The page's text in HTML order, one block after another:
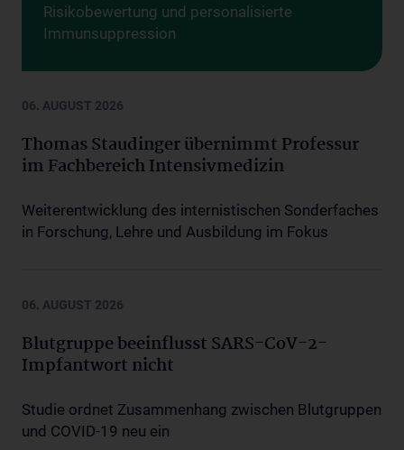
Exzellenz durch Innovation
Risikobewertung und personalisierte
Immunsuppression
06. AUGUST 2026
Thomas Staudinger übernimmt Professur
im Fachbereich Intensivmedizin
Weiterentwicklung des internistischen Sonderfaches
in Forschung, Lehre und Ausbildung im Fokus
06. AUGUST 2026
Blutgruppe beeinflusst SARS-CoV-2-
Impfantwort nicht
Studie ordnet Zusammenhang zwischen Blutgruppen
und COVID-19 neu ein